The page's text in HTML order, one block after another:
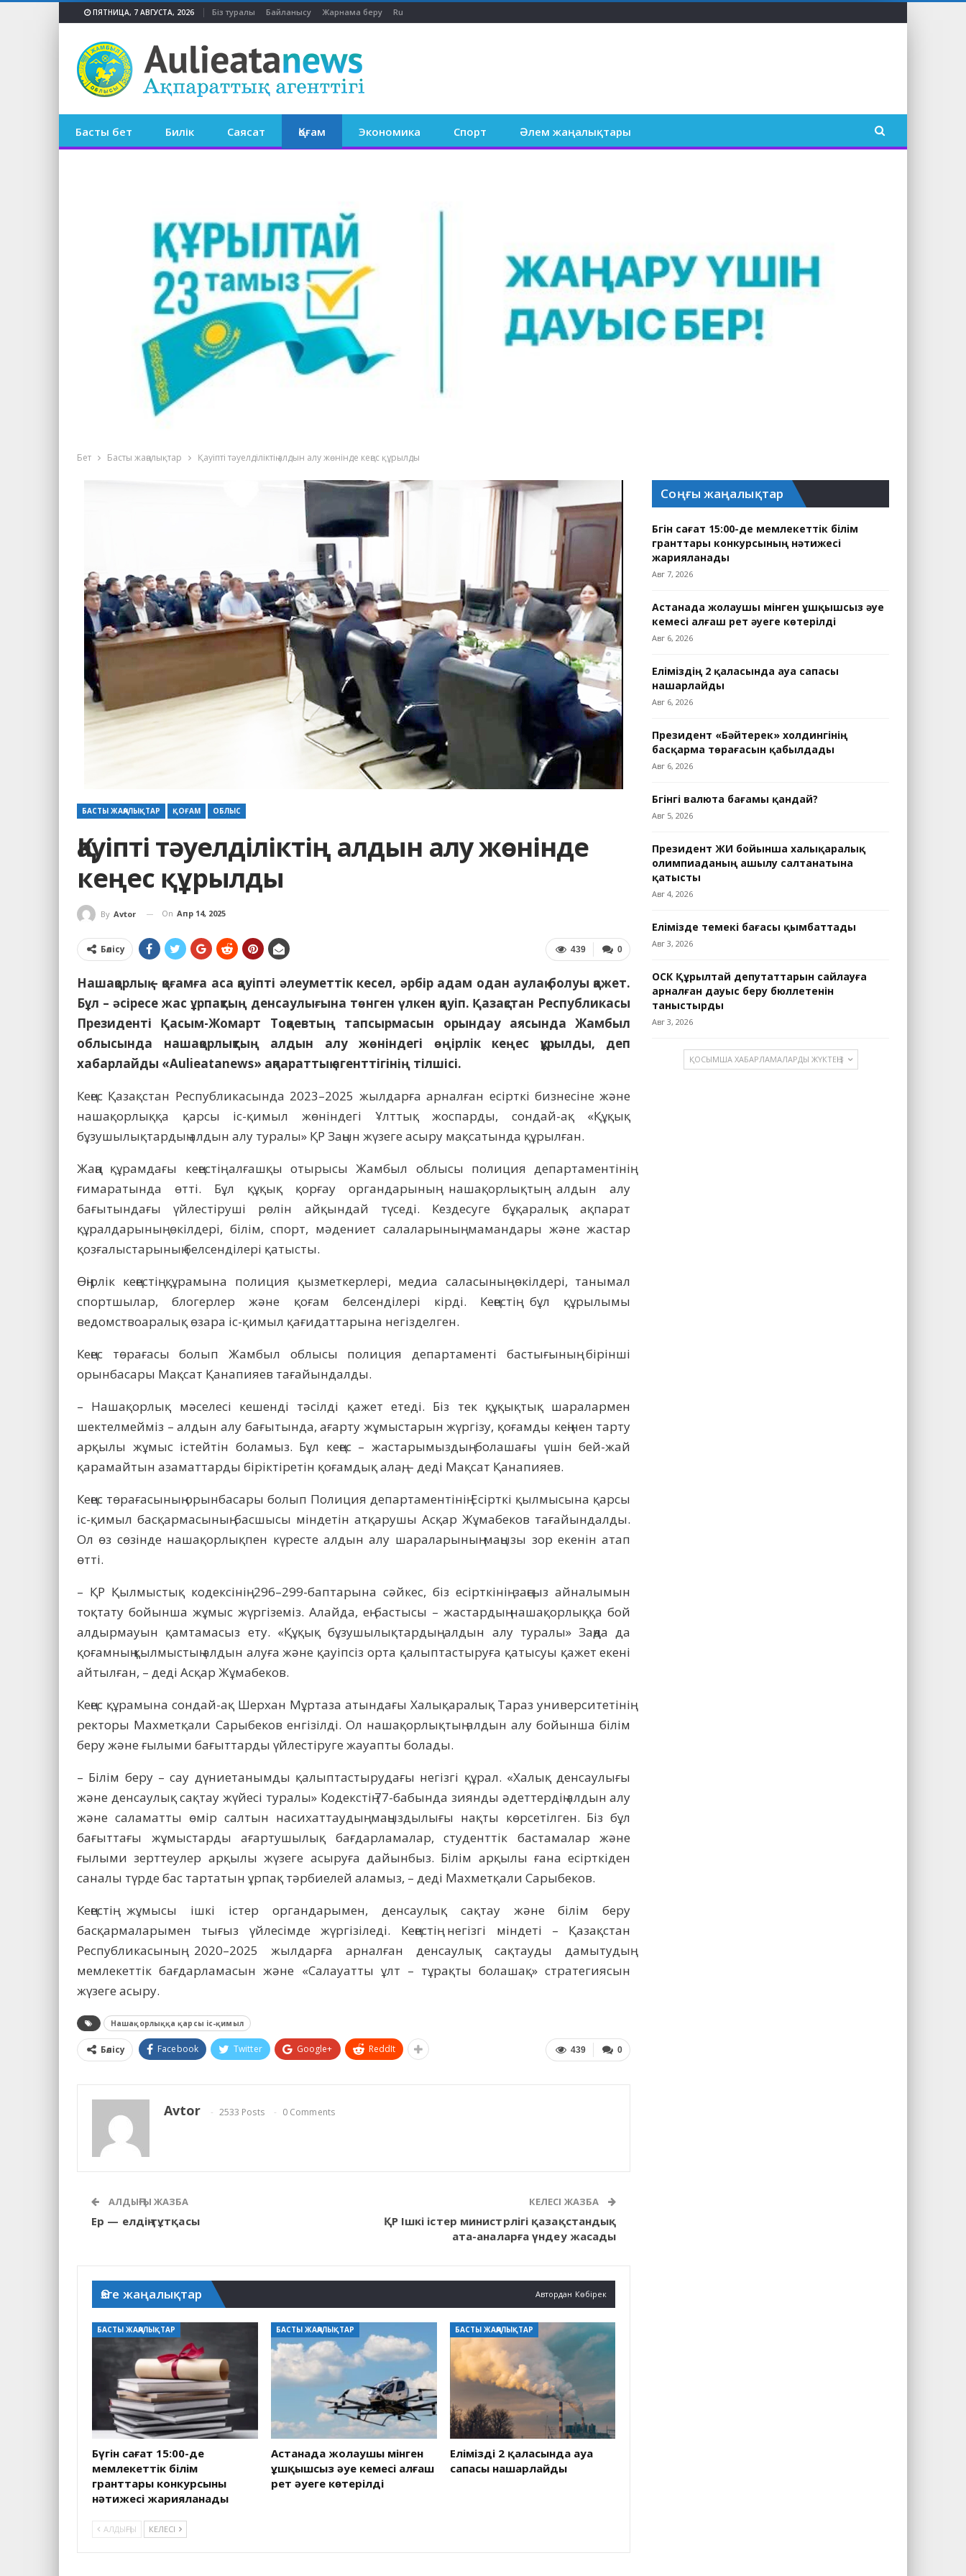
ПЯТНИЦА, 7 АВГУСТА, 2026 Біз туралы Байланысу Жарнама беру Ru
Басты бет Билік Саясат Қоғам Экономика Спорт Әлем жаңалықтары
Бет Басты жаңалықтар Қауіпті тәуелділіктің алдын алу жөнінде кеңес құрылды
БАСТЫ ЖАҢАЛЫҚТАР ҚОҒАМ ОБЛЫС
Қауіпті тәуелділіктің алдын алу жөнінде
кеңес құрылды
By Avtor On Апр 14, 2025
0
439
Бөлісу
Нашақорлық – қоғамға аса қауіпті әлеуметтік кесел, әрбір адам одан аулақ болуы қажет.
Бұл – әсіресе жас ұрпақтың денсаулығына төнген үлкен қауіп. Қазақстан Республикасы
Президенті Қасым-Жомарт Тоқаевтың тапсырмасын орындау аясында Жамбыл
облысында нашақорлықтың алдын алу жөніндегі өңірлік кеңес құрылды, деп
хабарлайды «Aulieatanews» ақпараттық агенттігінің тілшісі.
Кеңес Қазақстан Республикасында 2023–2025 жылдарға арналған есірткі бизнесіне және
нашақорлыққа қарсы іс-қимыл жөніндегі Ұлттық жоспарды, сондай-ақ «Құқық
бұзушылықтардың алдын алу туралы» ҚР Заңын жүзеге асыру мақсатында құрылған.
Жаңа құрамдағы кеңестің алғашқы отырысы Жамбыл облысы полиция департаментінің
ғимаратында өтті. Бұл құқық қорғау органдарының нашақорлықтың алдын алу
бағытындағы үйлестіруші рөлін айқындай түседі. Кездесуге бұқаралық ақпарат
құралдарының өкілдері, білім, спорт, мәдениет салаларының мамандары және жастар
қозғалыстарының белсенділері қатысты.
Өңірлік кеңестің құрамына полиция қызметкерлері, медиа саласының өкілдері, танымал
спортшылар, блогерлер және қоғам белсенділері кірді. Кеңестің бұл құрылымы
ведомствоаралық өзара іс-қимыл қағидаттарына негізделген.
Кеңес төрағасы болып Жамбыл облысы полиция департаменті бастығының бірінші
орынбасары Мақсат Қанапияев тағайындалды.
– Нашақорлық мәселесі кешенді тәсілді қажет етеді. Біз тек құқықтық шаралармен
шектелмейміз – алдын алу бағытында, ағарту жұмыстарын жүргізу, қоғамды кеңінен тарту
арқылы жұмыс істейтін боламыз. Бұл кеңес – жастарымыздың болашағы үшін бей-жай
қарамайтын азаматтарды біріктіретін қоғамдық алаң, – деді Мақсат Қанапияев.
Кеңес төрағасының орынбасары болып Полиция департаментінің Есірткі қылмысына қарсы
іс-қимыл басқармасының басшысы міндетін атқарушы Асқар Жұмабеков тағайындалды.
Ол өз сөзінде нашақорлықпен күресте алдын алу шараларының маңызы зор екенін атап
өтті.
– ҚР Қылмыстық кодексінің 296–299-баптарына сәйкес, біз есірткінің заңсыз айналымын
тоқтату бойынша жұмыс жүргіземіз. Алайда, ең бастысы – жастардың нашақорлыққа бой
алдырмауын қамтамасыз ету. «Құқық бұзушылықтардың алдын алу туралы» Заңда да
қоғамның қылмыстың алдын алуға және қауіпсіз орта қалыптастыруға қатысуы қажет екені
айтылған, – деді Асқар Жұмабеков.
Кеңес құрамына сондай-ақ Шерхан Мұртаза атындағы Халықаралық Тараз университетінің
ректоры Махметқали Сарыбеков енгізілді. Ол нашақорлықтың алдын алу бойынша білім
беру және ғылыми бағыттарды үйлестіруге жауапты болады.
– Білім беру – сау дүниетанымды қалыптастырудағы негізгі құрал. «Халық денсаулығы
және денсаулық сақтау жүйесі туралы» Кодекстің 77-бабында зиянды әдеттердің алдын алу
және саламатты өмір салтын насихаттаудың маңыздылығы нақты көрсетілген. Біз бұл
бағыттағы жұмыстарды ағартушылық бағдарламалар, студенттік бастамалар және
ғылыми зерттеулер арқылы жүзеге асыруға дайынбыз. Білім арқылы ғана есірткіден
саналы түрде бас тартатын ұрпақ тәрбиелей аламыз, – деді Махметқали Сарыбеков.
Кеңестің жұмысы ішкі істер органдарымен, денсаулық сақтау және білім беру
басқармаларымен тығыз үйлесімде жүргізіледі. Кеңестің негізгі міндеті – Қазақстан
Республикасының 2020–2025 жылдарға арналған денсаулық сақтауды дамытудың
мемлекеттік бағдарламасын және «Салауатты ұлт – тұрақты болашақ» стратегиясын
жүзеге асыру.
Нашақорлыққа қарсы іс-қимыл
0
439
Бөлісу Facebook Twitter Google+ ReddIt
Avtor 2533 Posts 0 Comments
АЛДЫҢҒЫ ЖАЗБА
Ер — елдің тұтқасы
КЕЛЕСІ ЖАЗБА
ҚР Ішкі істер министрлігі қазақстандық
ата-аналарға үндеу жасады
Өзге жаңалықтар Автордан Көбірек
БАСТЫ ЖАҢАЛЫҚТАР
Бүгін сағат 15:00-де
мемлекеттік білім
гранттары конкурсының
нәтижесі жарияланады
БАСТЫ ЖАҢАЛЫҚТАР
Астанада жолаушы мінген
ұшқышсыз әуе кемесі алғаш
рет әуеге көтерілді
БАСТЫ ЖАҢАЛЫҚТАР
Еліміздің 2 қаласында ауа
сапасы нашарлайды
АЛДЫҢҒЫ КЕЛЕСІ
Соңғы жаңалықтар
Бүгін сағат 15:00-де мемлекеттік білім
гранттары конкурсының нәтижесі
жарияланады
Авг 7, 2026
Астанада жолаушы мінген ұшқышсыз әуе
кемесі алғаш рет әуеге көтерілді
Авг 6, 2026
Еліміздің 2 қаласында ауа сапасы
нашарлайды
Авг 6, 2026
Президент «Бәйтерек» холдингінің
басқарма төрағасын қабылдады
Авг 6, 2026
Бүгінгі валюта бағамы қандай?
Авг 5, 2026
Президент ЖИ бойынша халықаралық
олимпиаданың ашылу салтанатына
қатысты
Авг 4, 2026
Елімізде темекі бағасы қымбаттады
Авг 3, 2026
ОСК Құрылтай депутаттарын сайлауға
арналған дауыс беру бюллетенін
таныстырды
Авг 3, 2026
ҚОСЫМША ХАБАРЛАМАЛАРДЫ ЖҮКТЕҢІЗ